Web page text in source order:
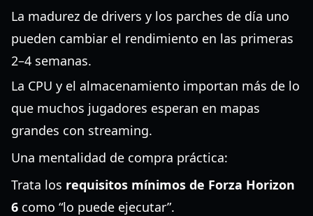
La madurez de drivers y los parches de día uno
pueden cambiar el rendimiento en las primeras
2–4 semanas.
La CPU y el almacenamiento importan más de lo
que muchos jugadores esperan en mapas
grandes con streaming.
Una mentalidad de compra práctica:
Trata los requisitos mínimos de Forza Horizon
6 como “lo puede ejecutar”.